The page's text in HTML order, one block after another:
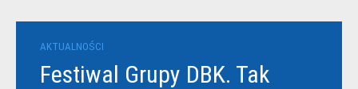
AKTUALNOŚCI
Festiwal Grupy DBK. Tak